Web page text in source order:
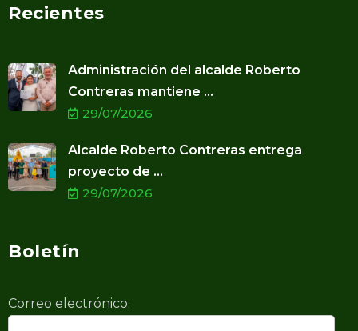
Recientes
Administración del alcalde Roberto
Contreras mantiene ...
29/07/2026
Alcalde Roberto Contreras entrega
proyecto de ...
29/07/2026
Boletín
Correo electrónico: